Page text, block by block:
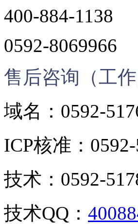
400-884-1138
0592-8069966
售后咨询（工
域名：0592-
ICP核准：
技术：0592-
技术QQ：